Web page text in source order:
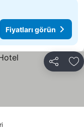
Fiyatları görün
Paylaş